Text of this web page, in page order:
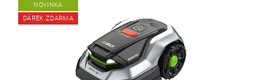
NOVINKA
DÁREK ZDARMA